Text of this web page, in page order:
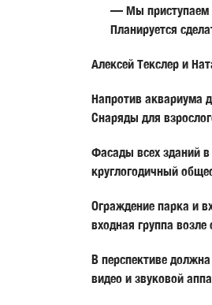
— Мы приступаем
Планируется
Алексей Текслер и
Напротив аквариума
Снаряды для
Фасады всех зданий
круглогодичный
Ограждение парка и
входная группа
В перспективе
видео и звуковой